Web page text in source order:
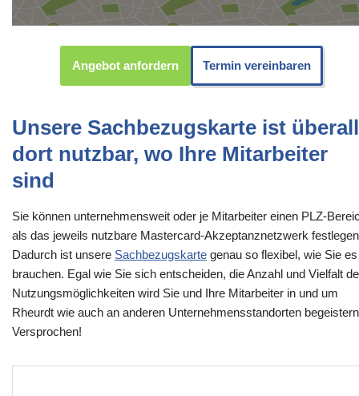
Angebot anfordern Termin vereinbaren
Unsere Sachbezugskarte ist überall
dort nutzbar, wo Ihre Mitarbeiter
sind
Sie können unternehmensweit oder je Mitarbeiter einen PLZ-
als das jeweils nutzbare Mastercard-Akzeptanznetzwerk
Dadurch ist unsere Sachbezugskarte genau so flexibel, wie Sie es
brauchen. Egal wie Sie sich entscheiden, die Anzahl und Vielfalt
Nutzungsmöglichkeiten wird Sie und Ihre Mitarbeiter in und um
Rheurdt wie auch an anderen Unternehmensstandorten
Versprochen!